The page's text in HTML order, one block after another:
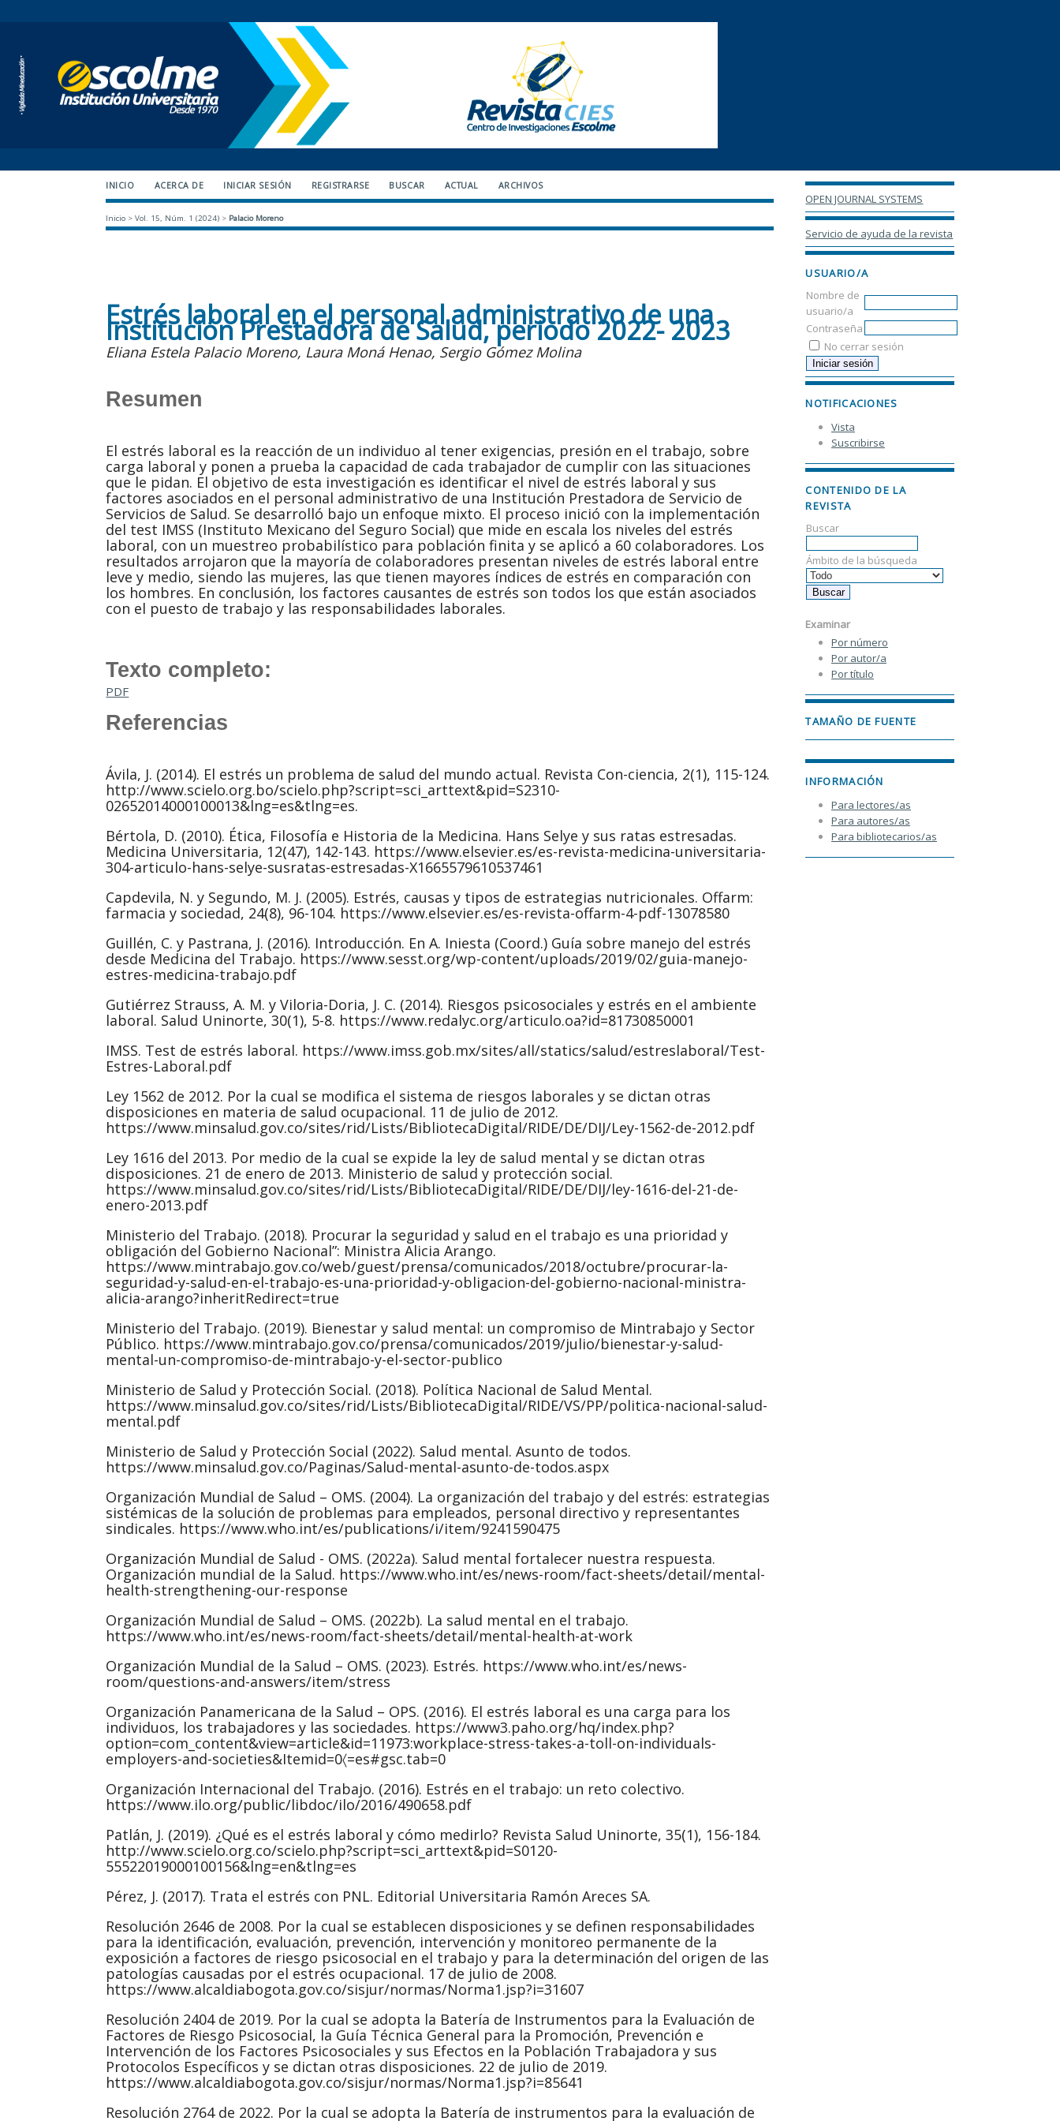
OPEN JOURNAL SYSTEMS
Servicio de ayuda de la revista
USUARIO/A
Nombre de
usuario/a
Contraseña
No cerrar sesión
NOTIFICACIONES
Vista
Suscribirse
CONTENIDO DE LA
REVISTA
Buscar
Ámbito de la búsqueda
Examinar
Por número
Por autor/a
Por título
TAMAÑO DE FUENTE
INFORMACIÓN
Para lectores/as
Para autores/as
Para bibliotecarios/as
INICIO ACERCA DE INICIAR SESIÓN REGISTRARSE BUSCAR ACTUAL ARCHIVOS
Inicio >Vol. 15, Núm. 1 (2024) > Palacio Moreno
Estrés laboral en el personal administrativo de una
Institución Prestadora de Salud, periodo 2022- 2023
Eliana Estela Palacio Moreno, Laura Moná Henao, Sergio Gómez Molina
Resumen
El estrés laboral es la reacción de un individuo al tener exigencias, presión en el trabajo, sobre
carga laboral y ponen a prueba la capacidad de cada trabajador de cumplir con las situaciones
que le pidan. El objetivo de esta investigación es identificar el nivel de estrés laboral y sus
factores asociados en el personal administrativo de una Institución Prestadora de Servicio de
Servicios de Salud. Se desarrolló bajo un enfoque mixto. El proceso inició con la implementación
del test IMSS (Instituto Mexicano del Seguro Social) que mide en escala los niveles del estrés
laboral, con un muestreo probabilístico para población finita y se aplicó a 60 colaboradores. Los
resultados arrojaron que la mayoría de colaboradores presentan niveles de estrés laboral entre
leve y medio, siendo las mujeres, las que tienen mayores índices de estrés en comparación con
los hombres. En conclusión, los factores causantes de estrés son todos los que están asociados
con el puesto de trabajo y las responsabilidades laborales.
Texto completo:
PDF
Referencias
Ávila, J. (2014). El estrés un problema de salud del mundo actual. Revista Con-ciencia, 2(1), 115-124.
http://www.scielo.org.bo/scielo.php?script=sci_arttext&pid=S2310-
02652014000100013&lng=es&tlng=es.
Bértola, D. (2010). Ética, Filosofía e Historia de la Medicina. Hans Selye y sus ratas estresadas.
Medicina Universitaria, 12(47), 142-143. https://www.elsevier.es/es-revista-medicina-universitaria-
304-articulo-hans-selye-susratas-estresadas-X1665579610537461
Capdevila, N. y Segundo, M. J. (2005). Estrés, causas y tipos de estrategias nutricionales. Offarm:
farmacia y sociedad, 24(8), 96-104. https://www.elsevier.es/es-revista-offarm-4-pdf-13078580
Guillén, C. y Pastrana, J. (2016). Introducción. En A. Iniesta (Coord.) Guía sobre manejo del estrés
desde Medicina del Trabajo. https://www.sesst.org/wp-content/uploads/2019/02/guia-manejo-
estres-medicina-trabajo.pdf
Gutiérrez Strauss, A. M. y Viloria-Doria, J. C. (2014). Riesgos psicosociales y estrés en el ambiente
laboral. Salud Uninorte, 30(1), 5-8. https://www.redalyc.org/articulo.oa?id=81730850001
IMSS. Test de estrés laboral. https://www.imss.gob.mx/sites/all/statics/salud/estreslaboral/Test-
Estres-Laboral.pdf
Ley 1562 de 2012. Por la cual se modifica el sistema de riesgos laborales y se dictan otras
disposiciones en materia de salud ocupacional. 11 de julio de 2012.
https://www.minsalud.gov.co/sites/rid/Lists/BibliotecaDigital/RIDE/DE/DIJ/Ley-1562-de-2012.pdf
Ley 1616 del 2013. Por medio de la cual se expide la ley de salud mental y se dictan otras
disposiciones. 21 de enero de 2013. Ministerio de salud y protección social.
https://www.minsalud.gov.co/sites/rid/Lists/BibliotecaDigital/RIDE/DE/DIJ/ley-1616-del-21-de-
enero-2013.pdf
Ministerio del Trabajo. (2018). Procurar la seguridad y salud en el trabajo es una prioridad y
obligación del Gobierno Nacional”: Ministra Alicia Arango.
https://www.mintrabajo.gov.co/web/guest/prensa/comunicados/2018/octubre/procurar-la-
seguridad-y-salud-en-el-trabajo-es-una-prioridad-y-obligacion-del-gobierno-nacional-ministra-
alicia-arango?inheritRedirect=true
Ministerio del Trabajo. (2019). Bienestar y salud mental: un compromiso de Mintrabajo y Sector
Público. https://www.mintrabajo.gov.co/prensa/comunicados/2019/julio/bienestar-y-salud-
mental-un-compromiso-de-mintrabajo-y-el-sector-publico
Ministerio de Salud y Protección Social. (2018). Política Nacional de Salud Mental.
https://www.minsalud.gov.co/sites/rid/Lists/BibliotecaDigital/RIDE/VS/PP/politica-nacional-salud-
mental.pdf
Ministerio de Salud y Protección Social (2022). Salud mental. Asunto de todos.
https://www.minsalud.gov.co/Paginas/Salud-mental-asunto-de-todos.aspx
Organización Mundial de Salud – OMS. (2004). La organización del trabajo y del estrés: estrategias
sistémicas de la solución de problemas para empleados, personal directivo y representantes
sindicales. https://www.who.int/es/publications/i/item/9241590475
Organización Mundial de Salud - OMS. (2022a). Salud mental fortalecer nuestra respuesta.
Organización mundial de la Salud. https://www.who.int/es/news-room/fact-sheets/detail/mental-
health-strengthening-our-response
Organización Mundial de Salud – OMS. (2022b). La salud mental en el trabajo.
https://www.who.int/es/news-room/fact-sheets/detail/mental-health-at-work
Organización Mundial de la Salud – OMS. (2023). Estrés. https://www.who.int/es/news-
room/questions-and-answers/item/stress
Organización Panamericana de la Salud – OPS. (2016). El estrés laboral es una carga para los
individuos, los trabajadores y las sociedades. https://www3.paho.org/hq/index.php?
option=com_content&view=article&id=11973:workplace-stress-takes-a-toll-on-individuals-
employers-and-societies&Itemid=0〈=es#gsc.tab=0
Organización Internacional del Trabajo. (2016). Estrés en el trabajo: un reto colectivo.
https://www.ilo.org/public/libdoc/ilo/2016/490658.pdf
Patlán, J. (2019). ¿Qué es el estrés laboral y cómo medirlo? Revista Salud Uninorte, 35(1), 156-184.
http://www.scielo.org.co/scielo.php?script=sci_arttext&pid=S0120-
55522019000100156&lng=en&tlng=es
Pérez, J. (2017). Trata el estrés con PNL. Editorial Universitaria Ramón Areces SA.
Resolución 2646 de 2008. Por la cual se establecen disposiciones y se definen responsabilidades
para la identificación, evaluación, prevención, intervención y monitoreo permanente de la
exposición a factores de riesgo psicosocial en el trabajo y para la determinación del origen de las
patologías causadas por el estrés ocupacional. 17 de julio de 2008.
https://www.alcaldiabogota.gov.co/sisjur/normas/Norma1.jsp?i=31607
Resolución 2404 de 2019. Por la cual se adopta la Batería de Instrumentos para la Evaluación de
Factores de Riesgo Psicosocial, la Guía Técnica General para la Promoción, Prevención e
Intervención de los Factores Psicosociales y sus Efectos en la Población Trabajadora y sus
Protocolos Específicos y se dictan otras disposiciones. 22 de julio de 2019.
https://www.alcaldiabogota.gov.co/sisjur/normas/Norma1.jsp?i=85641
Resolución 2764 de 2022. Por la cual se adopta la Batería de instrumentos para la evaluación de